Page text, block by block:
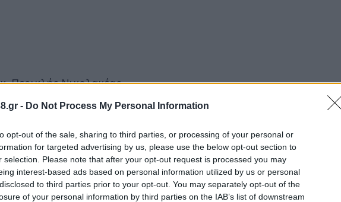
- Do Not Process My Personal Information
opt-out of the sale, sharing to third parties, or processing of your personal or
for targeted advertising by us, please use the below opt-out section to
selection. Please note that after your opt-out request is processed you may
interest-based ads based on personal information utilized by us or personal
to third parties prior to your opt-out. You may separately opt-out of the
of your personal information by third parties on the IAB’s list of downstream
Περικλής Νικολακέας.